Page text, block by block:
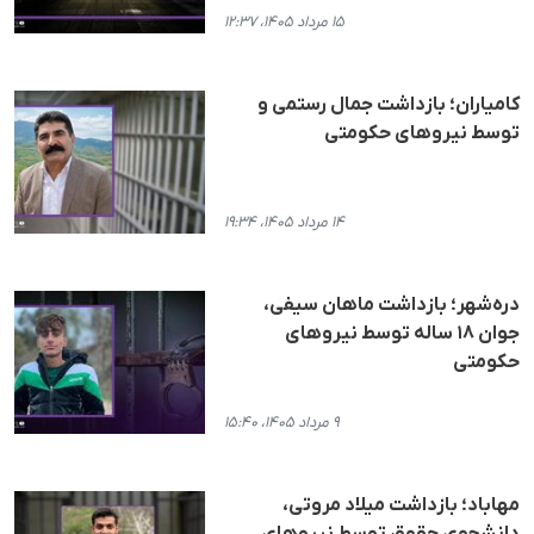
۱۵ مرداد ۱۴۰۵، ۱۲:۳۷
کامیاران؛ بازداشت جمال رستمی و
توسط نیروهای حکومتی
۱۴ مرداد ۱۴۰۵، ۱۹:۳۴
دره‌شهر؛ بازداشت ماهان سیفی،
جوان ۱۸ ساله توسط نیروهای
حکومتی
۹ مرداد ۱۴۰۵، ۱۵:۴۰
مهاباد؛ بازداشت میلاد مروتی،